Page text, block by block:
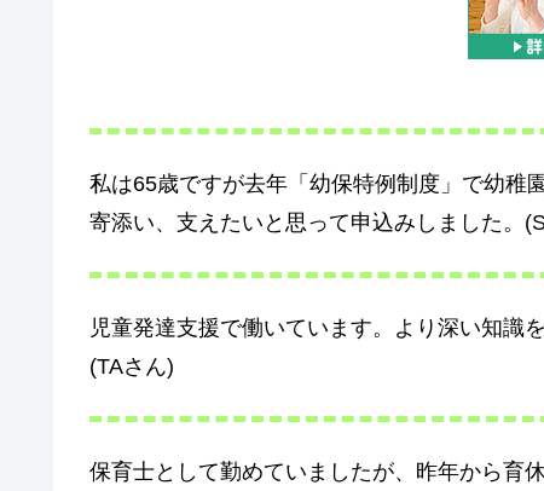
私は65歳ですが去年「幼保特例制度」で幼稚
寄添い、支えたいと思って申込みしました。
児童発達支援で働いています。より深い知識
(TAさん)
保育士として勤めていましたが、昨年から育